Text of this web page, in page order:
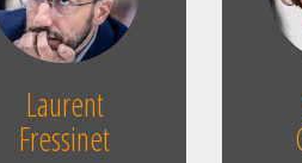
Laurent
Fressinet